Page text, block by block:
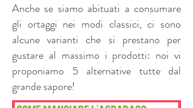
Anche se siamo abituati a consumare
gli ortaggi nei modi classici, ci sono
alcune varianti che si prestano per
gustare al massimo i prodotti: noi vi
proponiamo 5 alternative tutte dal
grande sapore!